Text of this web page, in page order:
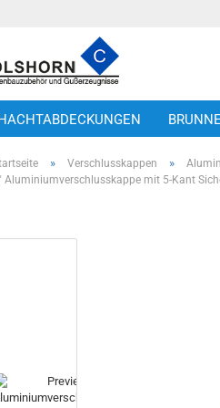
» Verschlusskappen »
Aluminiumverschlusskappe mit 5-Kant